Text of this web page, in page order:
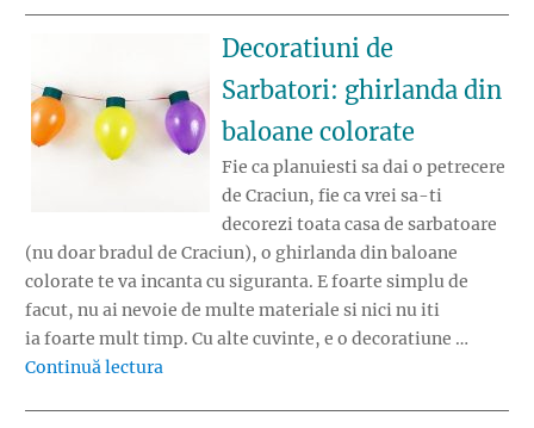
Decoratiuni de
Sarbatori: ghirlanda din
baloane colorate
Fie ca planuiesti sa dai o petrecere
de Craciun, fie ca vrei sa-ti
decorezi toata casa de sarbatoare
(nu doar bradul de Craciun), o ghirlanda din baloane
colorate te va incanta cu siguranta. E foarte simplu de
facut, nu ai nevoie de multe materiale si nici nu iti
ia foarte mult timp. Cu alte cuvinte, e o decoratiune …
Continuă lectura